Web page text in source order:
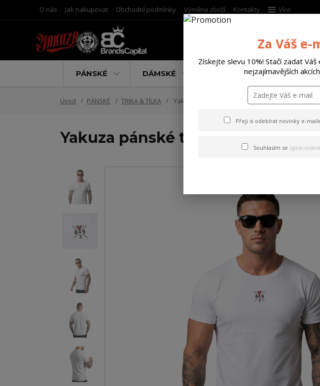
O nás Jak nakupovat Obchodní podmínky Výměna zboží Kontakty Více
PÁNSKÉ DÁMSKÉ DOPLŇKY
Úvod PÁNSKÉ TRIKA & TÍLKA Yakuza pánské tričko Tens Regular Basic T-Shirt
Yakuza pánské tričko Tens
Za Váš e-
Získejte slevu 10%! Stačí zadat
nejzajímavějších
Přeji si odebírat novinky e-
Souhlasím se